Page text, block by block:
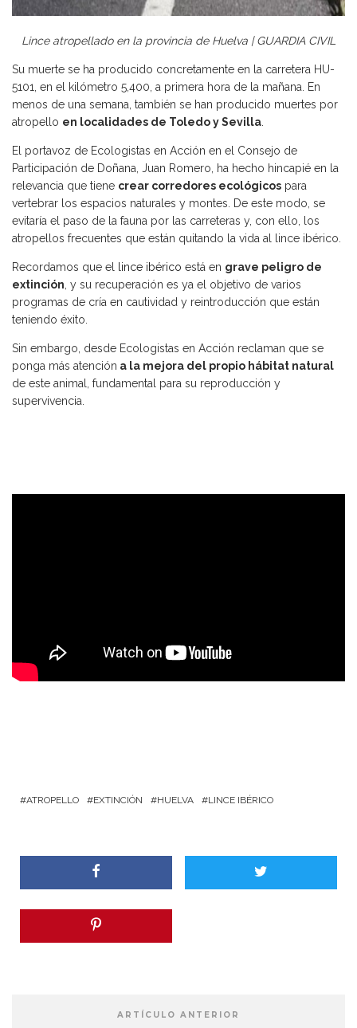
Lince atropellado en la provincia de Huelva | GUARDIA CIVIL
Su muerte se ha producido concretamente en la carretera HU-
5101, en el kilómetro 5,400, a primera hora de la mañana. En
menos de una semana, también se han producido muertes por
atropello en localidades de Toledo y Sevilla.
El portavoz de Ecologistas en Acción en el Consejo de
Participación de Doñana, Juan Romero, ha hecho hincapié en la
relevancia que tiene crear corredores ecológicos para
vertebrar los espacios naturales y montes. De este modo, se
evitaría el paso de la fauna por las carreteras y, con ello, los
atropellos frecuentes que están quitando la vida al lince ibérico.
Recordamos que el lince ibérico está en grave peligro de
extinción, y su recuperación es ya el objetivo de varios
programas de cría en cautividad y reintroducción que están
teniendo éxito.
Sin embargo, desde Ecologistas en Acción reclaman que se
ponga más atención a la mejora del propio hábitat natural
de este animal, fundamental para su reproducción y
supervivencia.
ATROPELLO EXTINCIÓN HUELVA LINCE IBÉRICO
ARTÍCULO ANTERIOR